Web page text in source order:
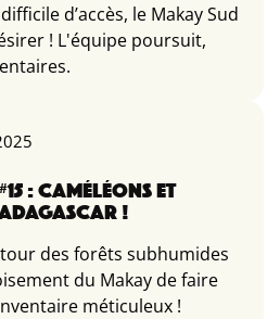
d’accès, le Makay Sud
! L'équipe poursuit,
: CAMÉLÉONS ET
!
des forêts subhumides
du Makay de faire
méticuleux !